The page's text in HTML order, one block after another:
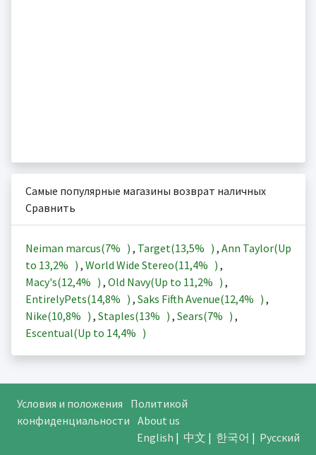
Самые популярные магазины возврат наличных
Сравнить
Neiman marcus(7% ) , Target(13,5% ) , Ann Taylor(Up
to 13,2% ) , World Wide Stereo(11,4% ) ,
Macy's(12,4% ) , Old Navy(Up to 11,2% ) ,
EntirelyPets(14,8% ) , Saks Fifth Avenue(12,4% ) ,
Nike(10,8% ) , Staples(13% ) , Sears(7% ) ,
Escentual(Up to 14,4% )
Условия и положения
Политикой
конфиденциальности About us
English | 中文 | 한국어 | Русский